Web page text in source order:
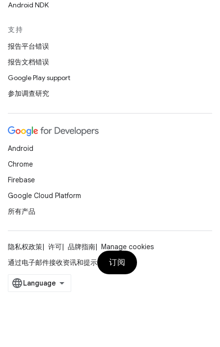
Android NDK
支持
报告平台错误
报告文档错误
Google Play support
参加调查研究
Android
Chrome
Firebase
Google Cloud Platform
所有产品
隐私权政策 许可 品牌指南
Manage cookies
通过电子邮件接收资讯和提示
订阅